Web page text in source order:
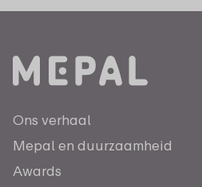
Ons verhaal
Mepal en duurzaamheid
Awards